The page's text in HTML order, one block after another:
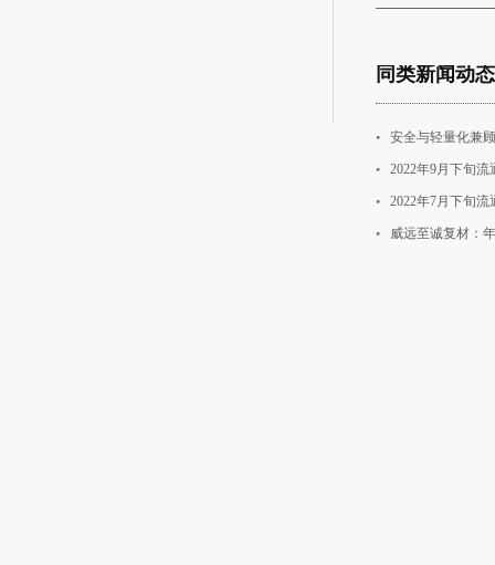
同类新闻动态
安全与轻量化兼
2022年9月下旬
2022年7月下旬
威远至诚复材：